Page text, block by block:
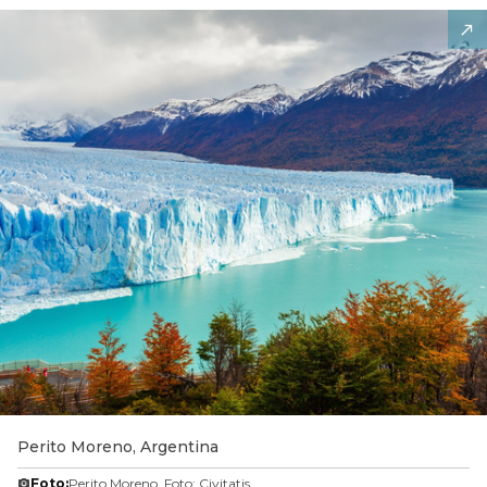
Perito Moreno, Argentina
Foto:Perito Moreno. Foto: Civitatis